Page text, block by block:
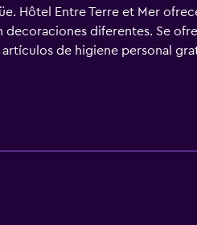
Hôtel Entre Terre et Mer
diferentes. Se
de higiene personal
25 Mbps o más. Los servicios
Las habitaciones también